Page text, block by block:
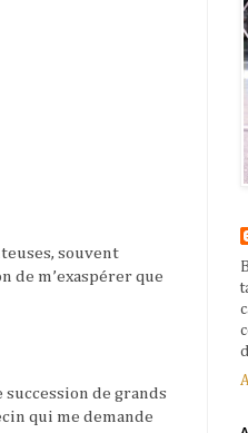
souvent
de m’exaspérer que
succession de grands
qui me demande